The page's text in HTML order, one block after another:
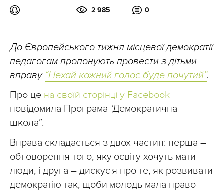
2 985 0
До Європейського тижня місцевої демократії
педагогам пропонують провести з дітьми
вправу “Нехай кожний голос буде почутий”.
Про це на своїй сторінці у Facebook
повідомила Програма “Демократична
школа”.
Вправа складається з двох частин: перша –
обговорення того, яку освіту хо­чуть мати
люди, і друга – дискусія про те, як розвивати
демократію так, щоби молодь мала право